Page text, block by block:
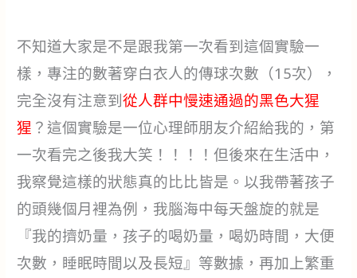
不知道大家是不是跟我第一次看到這個實驗一
樣，專注的數著穿白衣人的傳球次數（15次），
完全沒有注意到從人群中慢速通過的黑色大猩
猩 ？這個實驗是一位心理師朋友介紹給我的，第
一次看完之後我大笑！！！！但後來在生活中，
我察覺這樣的狀態真的比比皆是。以我帶著孩子
的頭幾個月裡為例，我腦海中每天盤旋的就是
『我的擠奶量，孩子的喝奶量，喝奶時間，大便
次數，睡眠時間以及長短』等數據，再加上繁重